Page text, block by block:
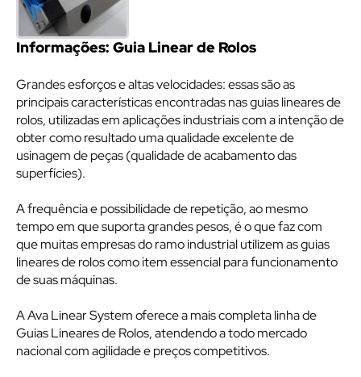
Informações: Guia Linear de Rolos
Grandes esforços e altas velocidades: essas são as
principais características encontradas nas guias lineares de
rolos, utilizadas em aplicações industriais com a intenção de
obter como resultado uma qualidade excelente de
usinagem de peças (qualidade de acabamento das
superfícies).
A frequência e possibilidade de repetição, ao mesmo
tempo em que suporta grandes pesos, é o que faz com
que muitas empresas do ramo industrial utilizem as guias
lineares de rolos como item essencial para funcionamento
de suas máquinas.
A Ava Linear System oferece a mais completa linha de
Guias Lineares de Rolos, atendendo a todo mercado
nacional com agilidade e preços competitivos.